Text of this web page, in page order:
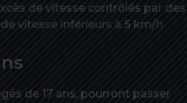
de vitesse contrôlés par des
vitesse inférieurs à 5 km/h.
de 17 ans, pourront passer